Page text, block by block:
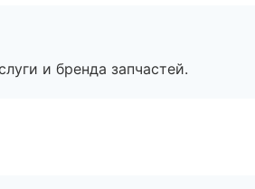
и бренда запчастей.